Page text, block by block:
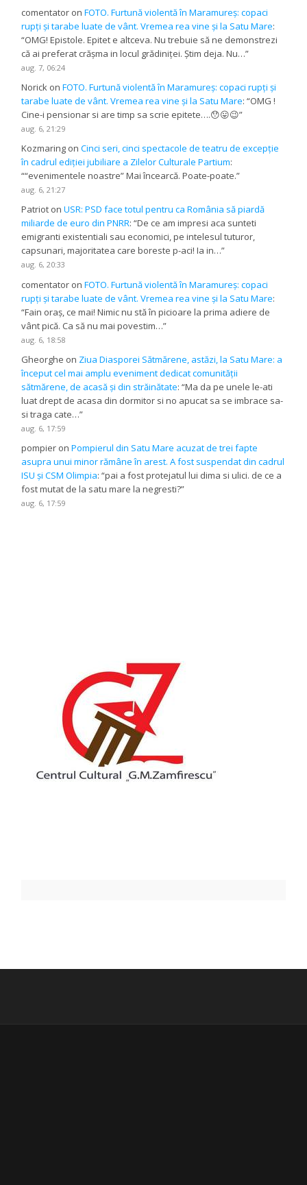
comentator onFOTO. Furtună violentă în Maramureș: copaci
rupți și tarabe luate de vânt. Vremea rea vine și la Satu Mare:
“OMG! Epistole. Epitet e altceva. Nu trebuie să ne demonstrezi
că ai preferat crășma in locul grădiniței. Știm deja. Nu…”
aug. 7, 06:24
Norick onFOTO. Furtună violentă în Maramureș: copaci rupți și
tarabe luate de vânt. Vremea rea vine și la Satu Mare: “OMG !
Cine-i pensionar si are timp sa scrie epitete….😯😛😉”
aug. 6, 21:29
Kozmaring onCinci seri, cinci spectacole de teatru de excepție
în cadrul ediției jubiliare a Zilelor Culturale Partium:
““evenimentele noastre” Mai încearcă. Poate-poate.”
aug. 6, 21:27
Patriot onUSR: PSD face totul pentru ca România să piardă
miliarde de euro din PNRR: “De ce am impresi aca sunteti
emigranti existentiali sau economici, pe intelesul tuturor,
capsunari, majoritatea care boreste p-aci! Ia in…”
aug. 6, 20:33
comentator onFOTO. Furtună violentă în Maramureș: copaci
rupți și tarabe luate de vânt. Vremea rea vine și la Satu Mare:
“Fain oraș, ce mai! Nimic nu stă în picioare la prima adiere de
vânt pică. Ca să nu mai povestim…”
aug. 6, 18:58
Gheorghe on Ziua Diasporei Sătmărene, astăzi, la Satu Mare: a
început cel mai amplu eveniment dedicat comunității
sătmărene, de acasă și din străinătate: “Ma da pe unele le-ati
luat drept de acasa din dormitor si no apucat sa se imbrace sa-
si traga cate…”
aug. 6, 17:59
pompier onPompierul din Satu Mare acuzat de trei fapte
asupra unui minor rămâne în arest. A fost suspendat din cadrul
ISU și CSM Olimpia: “pai a fost protejatul lui dima si ulici. de ce a
fost mutat de la satu mare la negresti?”
aug. 6, 17:59